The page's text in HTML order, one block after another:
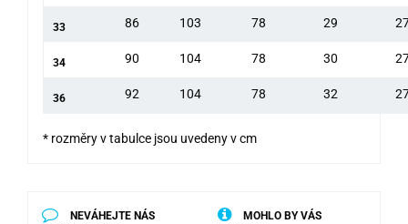
33 86 103 78 29
34 90 104 78 30
36 92 104 78 32
* rozměry v tabulce jsou uvedeny v cm
NEVÁHEJTE NÁS
MOHLO BY VÁS